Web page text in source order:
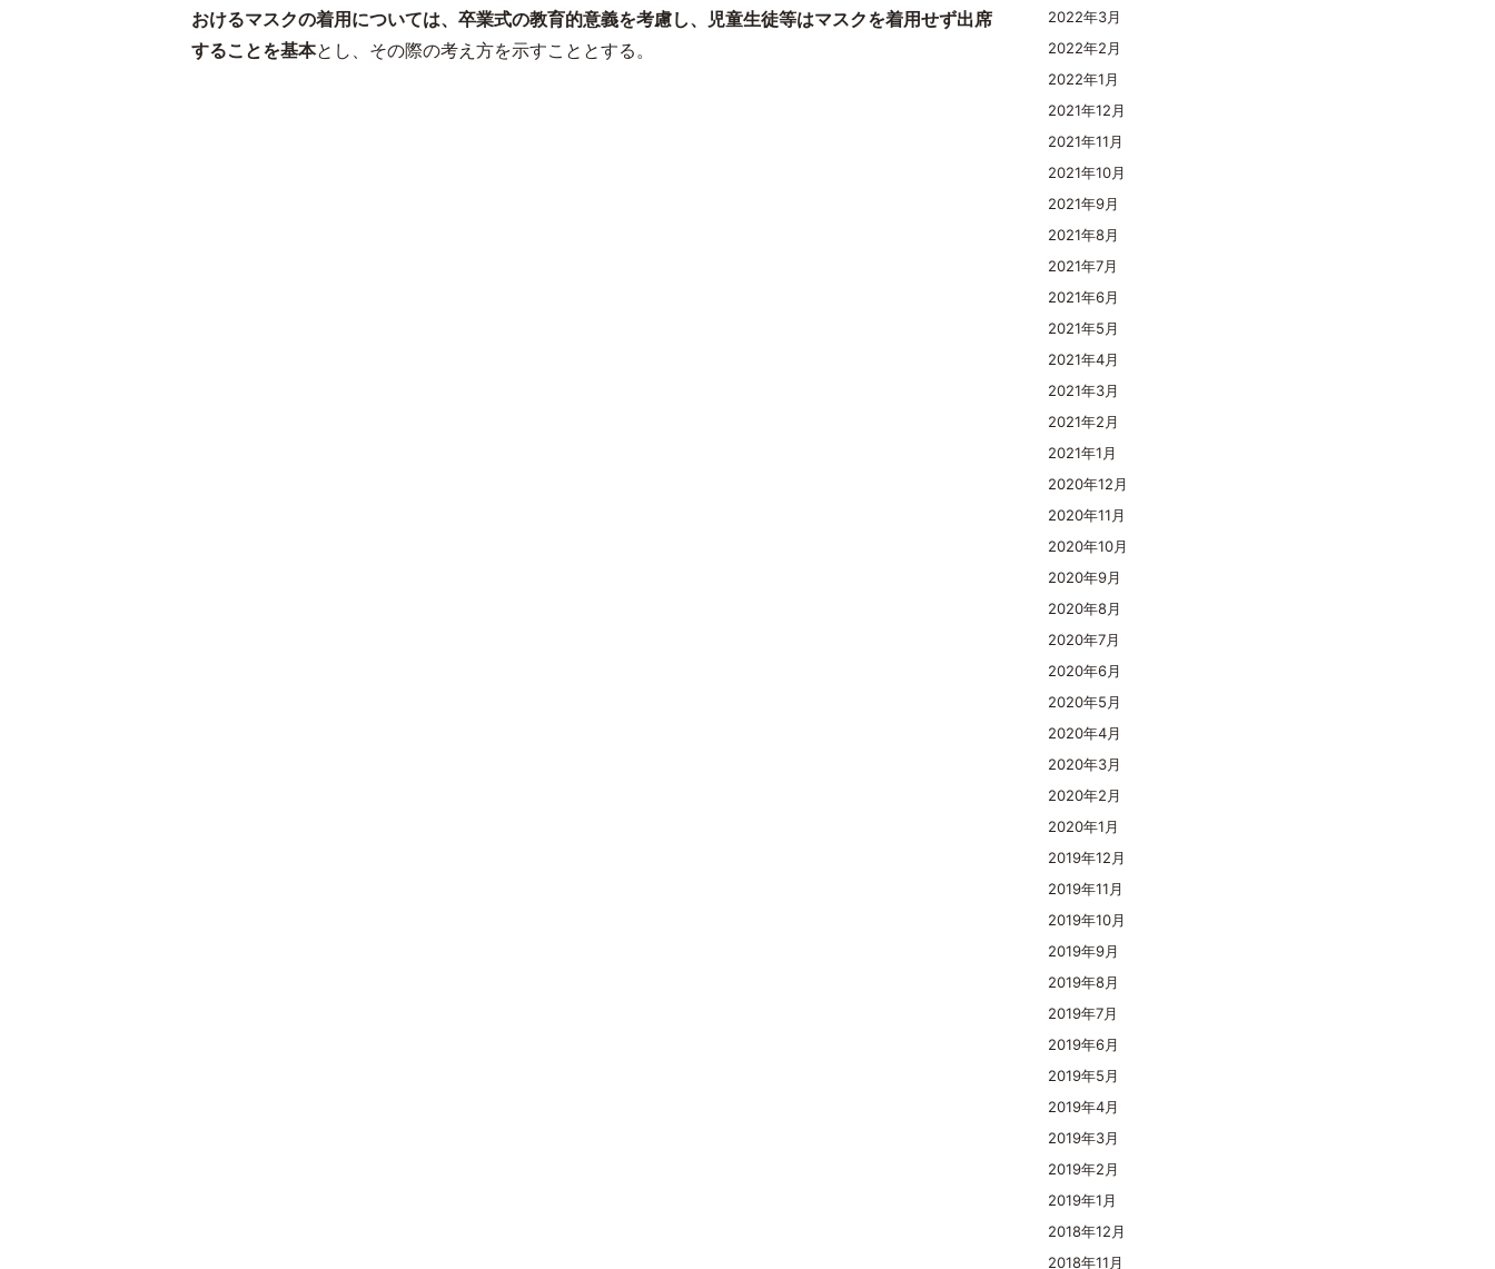
おけるマスクの着用については、卒業式の教育的意義を考慮し、児童生徒等はマスクを着用せず出席
することを基本とし、その際の考え方を示すこととする。
2022年3月
2022年2月
2022年1月
2021年12月
2021年11月
2021年10月
2021年9月
2021年8月
2021年7月
2021年6月
2021年5月
2021年4月
2021年3月
2021年2月
2021年1月
2020年12月
2020年11月
2020年10月
2020年9月
2020年8月
2020年7月
2020年6月
2020年5月
2020年4月
2020年3月
2020年2月
2020年1月
2019年12月
2019年11月
2019年10月
2019年9月
2019年8月
2019年7月
2019年6月
2019年5月
2019年4月
2019年3月
2019年2月
2019年1月
2018年12月
2018年11月